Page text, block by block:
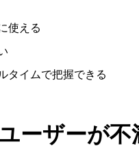
使える
タイムで把握できる
ーザーが不